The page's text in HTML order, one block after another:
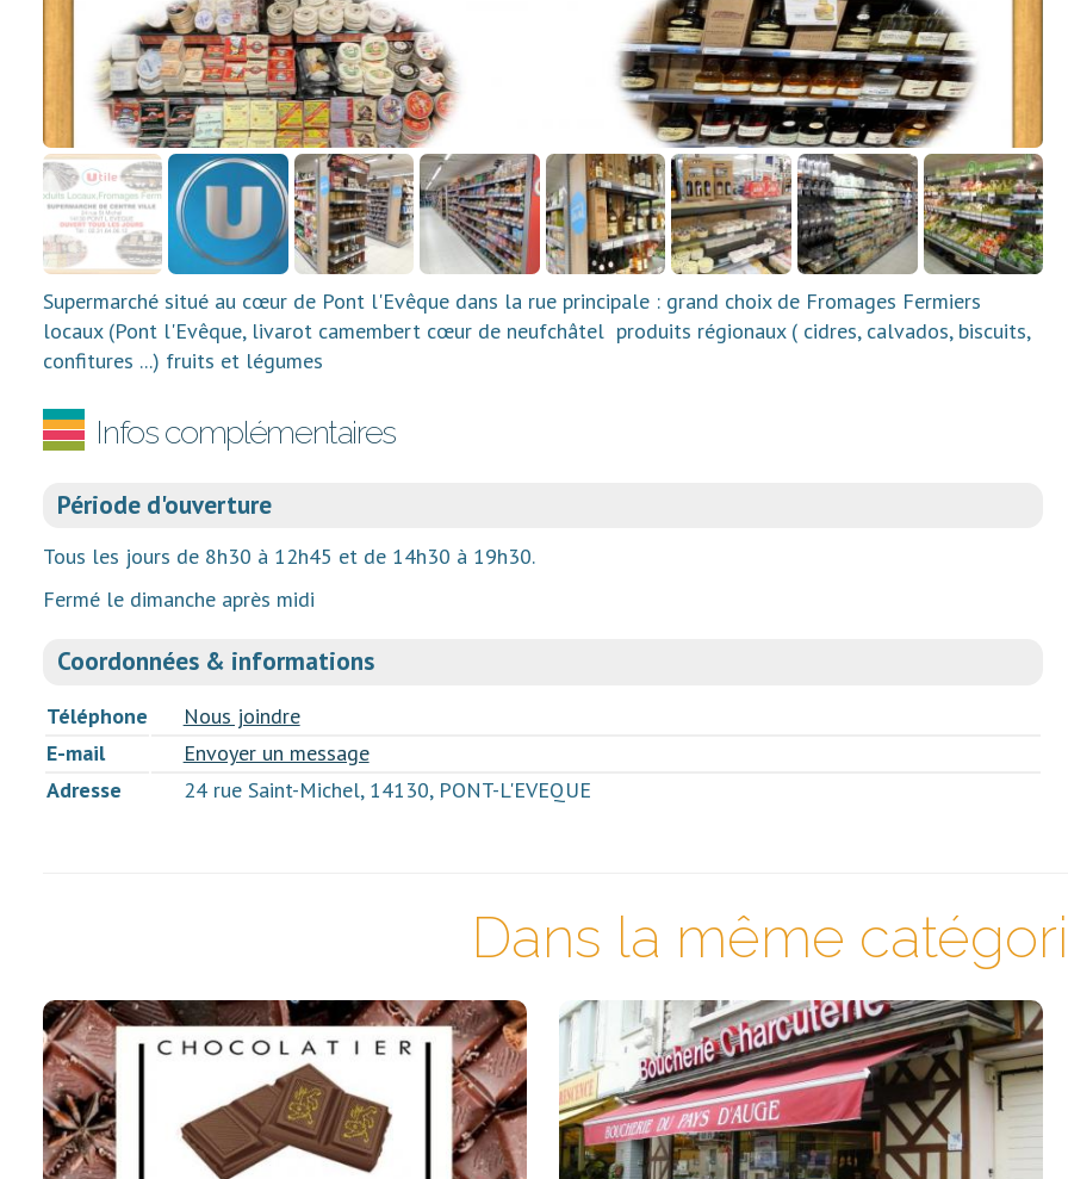
Supermarché situé au cœur de Pont l'Evêque dans la rue principale : grand choix de Fromages Fermiers
locaux (Pont l'Evêque, livarot camembert cœur de neufchâtel produits régionaux ( cidres, calvados, biscuits,
confitures ...) fruits et légumes
Infos complémentaires
Période d'ouverture
Tous les jours de 8h30 à 12h45 et de 14h30 à 19h30.
Fermé le dimanche après midi
Coordonnées & informations
Téléphone
Nous joindre
E-mail
Envoyer un message
Adresse
24 rue Saint-Michel, 14130, PONT-L'EVEQUE
Dans la même